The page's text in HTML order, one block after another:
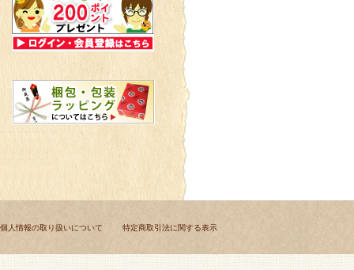
個人情報の取り扱いについて 特定商取引法に関する表示